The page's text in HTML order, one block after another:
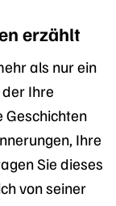
erzählt
als nur ein
Ihre
Geschichten
Ihre
Sie dieses
von seiner